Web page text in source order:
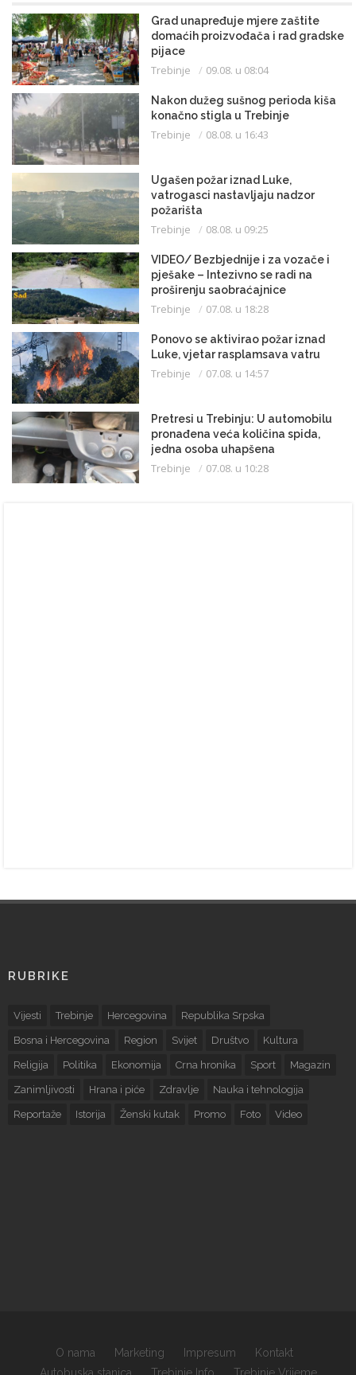
Grad unapređuje mjere zaštite
domaćih proizvođača i rad gradske
pijace
Trebinje 09.08. u 08:04
Nakon dužeg sušnog perioda kiša
konačno stigla u Trebinje
Trebinje 08.08. u 16:43
Ugašen požar iznad Luke,
vatrogasci nastavljaju nadzor
požarišta
Trebinje 08.08. u 09:25
VIDEO/ Bezbjednije i za vozače i
pješake – Intezivno se radi na
proširenju saobraćajnice
Trebinje 07.08. u 18:28
Ponovo se aktivirao požar iznad
Luke, vjetar rasplamsava vatru
Trebinje 07.08. u 14:57
Pretresi u Trebinju: U automobilu
pronađena veća količina spida,
jedna osoba uhapšena
Trebinje 07.08. u 10:28
RUBRIKE
Vijesti Trebinje Hercegovina Republika Srpska
Bosna i Hercegovina Region Svijet Društvo Kultura
Religija Politika Ekonomija Crna hronika Sport Magazin
Zanimljivosti Hrana i piće Zdravlje Nauka i tehnologija
Reportaže Istorija Ženski kutak Promo Foto Video
O nama Marketing Impresum
Kontakt